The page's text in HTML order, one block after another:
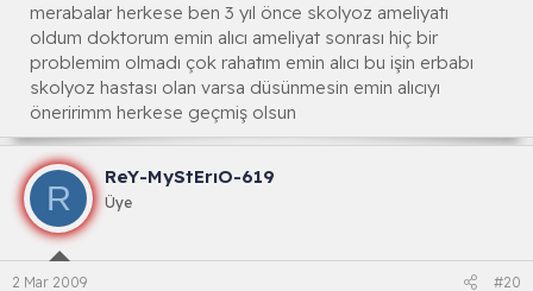
merabalar herkese ben 3 yıl önce skolyoz ameliyatı
oldum doktorum emin alıcı ameliyat sonrası hiç bir
problemim olmadı çok rahatım emin alıcı bu işin erbabı
skolyoz hastası olan varsa düsünmesin emin alıcıyı
öneririmm herkese geçmiş olsun
R
ReY-MyStErıO-619
Üye
2 Mar 2009 #20